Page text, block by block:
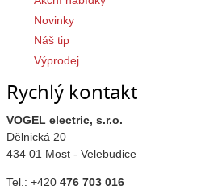
Novinky
Náš tip
Výprodej
Rychlý kontakt
VOGEL electric, s.r.o.
Dělnická 20
434 01 Most - Velebudice
Tel.: +420 476 703 016